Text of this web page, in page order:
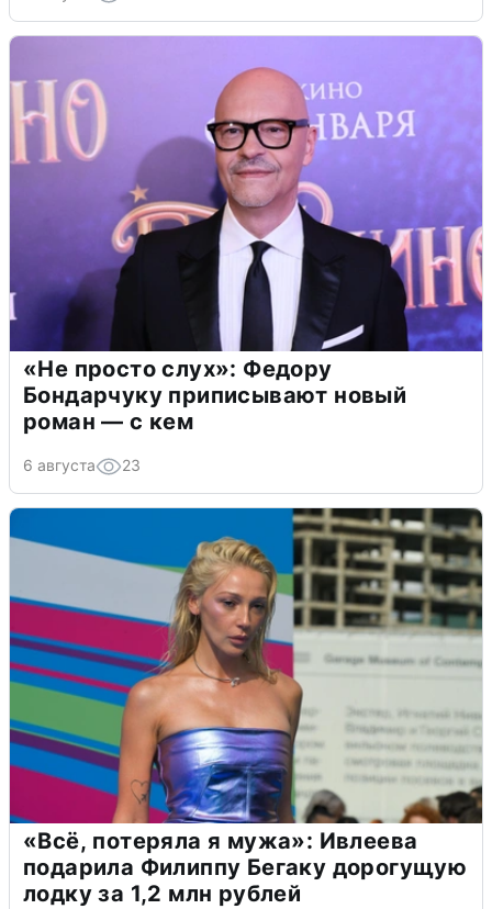
«Не просто слух»: Федору
Бондарчуку приписывают новый
роман — с кем
6 августа 23
«Всё, потеряла я мужа»: Ивлеева
подарила Филиппу Бегаку дорогущую
лодку за 1,2 млн рублей